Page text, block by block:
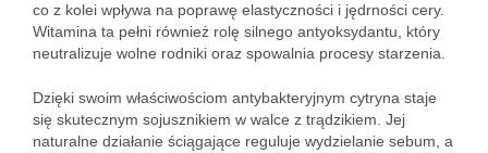
co z kolei wpływa na poprawę elastyczności i jędrności cery.
Witamina ta pełni również rolę silnego antyoksydantu, który
neutralizuje wolne rodniki oraz spowalnia procesy starzenia.
Dzięki swoim właściwościom antybakteryjnym cytryna staje
się skutecznym sojusznikiem w walce z trądzikiem. Jej
naturalne działanie ściągające reguluje wydzielanie sebum, a